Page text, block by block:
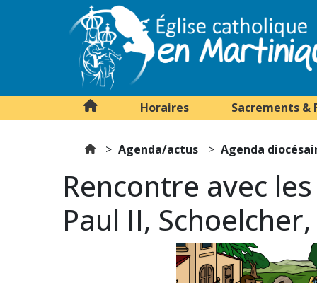
Horaires Sacrements &
Agenda/actus Agenda
Rencontre avec
Paul II,